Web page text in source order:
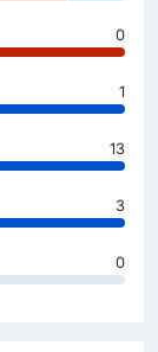
0
1
13
3
0